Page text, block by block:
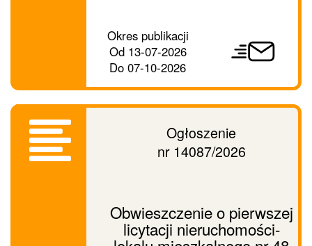
Okres publikacji
Od13-07-2026
Do 07-10-2026
dalej
Ogłoszenie
nr 14087/2026
Obwieszczenie o pierwszej
licytacji nieruchomości-